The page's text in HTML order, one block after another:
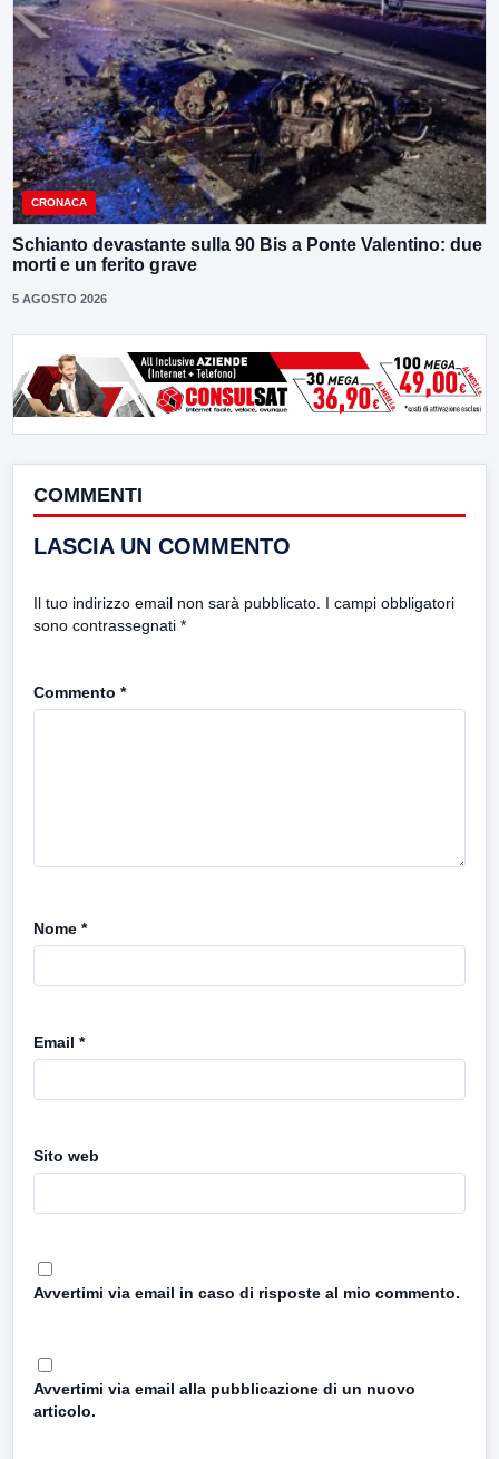
CRONACA
Schianto devastante sulla 90 Bis a Ponte Valentino: due
morti e un ferito grave
5 AGOSTO 2026
COMMENTI
LASCIA UN COMMENTO
Il tuo indirizzo email non sarà pubblicato. I campi obbligatori
sono contrassegnati *
Commento *
Nome *
Email *
Sito web
Avvertimi via email in caso di risposte al mio commento.
Avvertimi via email alla pubblicazione di un nuovo
articolo.